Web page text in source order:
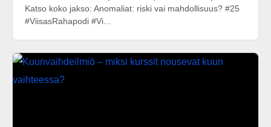
Katso koko jakso: Anomaliat: riski vai mahdollisuus? #25
#ViisasRahapodi #Vi...